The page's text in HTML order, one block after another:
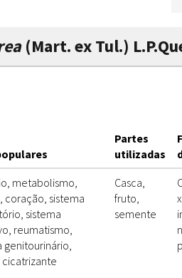
(Mart. ex Tul.)
Partes
utilizadas
metabolismo,
coração, sistema
sistema
reumatismo,
genitourinário,
cicatrizante
Casca,
fruto,
semente